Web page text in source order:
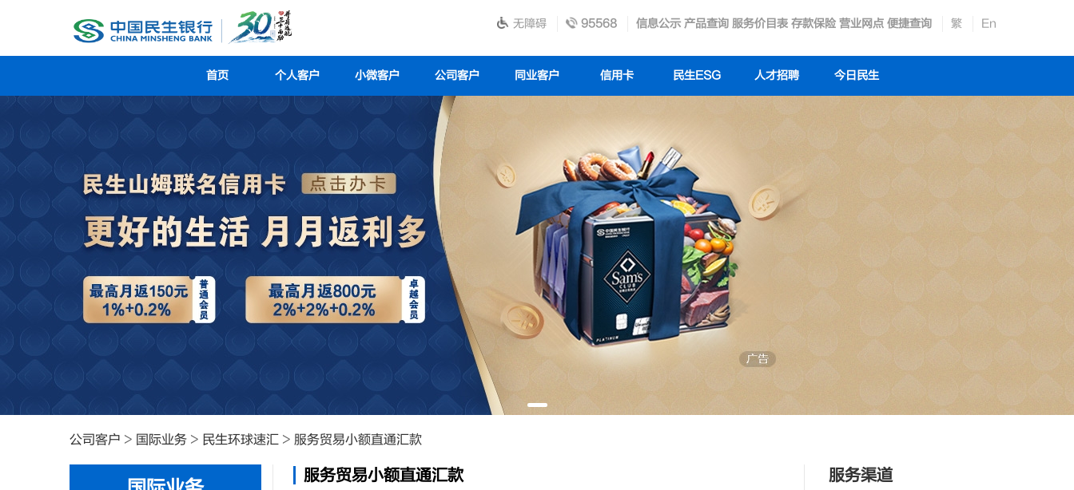
无障碍 95568 信息公示 产品查询 服务价目表 存款保险 营业网点 便捷查询 繁 En
首页 个人客户 小微客户 公司客户 同业客户 信用卡 民生ESG 人才招聘 今日民生
公司客户 > 国际业务 > 民生环球速汇 > 服务贸易小额直通汇款
服务贸易小额直通汇款 服务渠道